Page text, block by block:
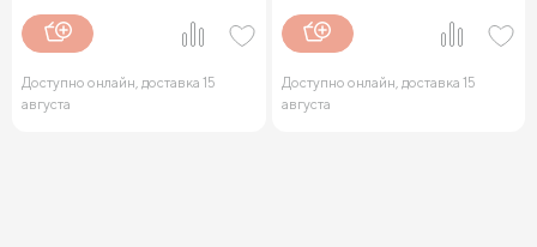
Доступно онлайн, доставка 15
августа
Доступно онлайн, доставка 15
августа